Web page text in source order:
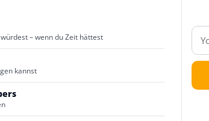
– wenn du Zeit hättest
kannst